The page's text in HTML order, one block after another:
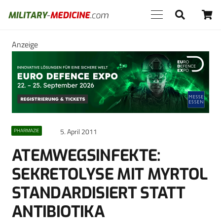
Anzeige
PHARMAZIE 5. April 2011
ATEMWEGSINFEKTE:
SEKRETOLYSE MIT MYRTOL
STANDARDISIERT STATT
ANTIBIOTIKA